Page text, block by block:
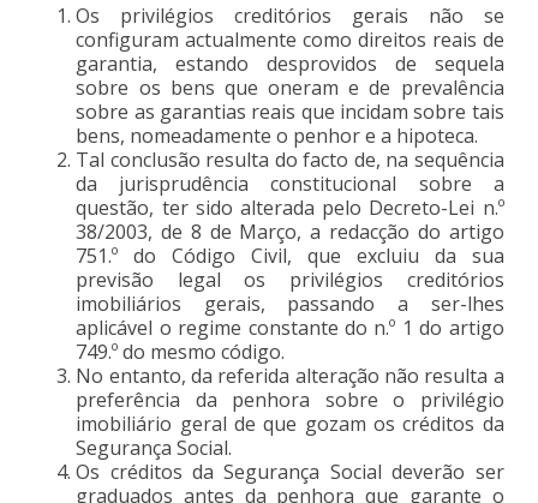
Os privilégios creditórios gerais não se
configuram actualmente como direitos reais de
garantia, estando desprovidos de sequela
sobre os bens que oneram e de prevalência
sobre as garantias reais que incidam sobre tais
bens, nomeadamente o penhor e a hipoteca.
Tal conclusão resulta do facto de, na sequência
da jurisprudência constitucional sobre a
questão, ter sido alterada pelo Decreto-Lei n.º
38/2003, de 8 de Março, a redacção do artigo
751.º do Código Civil, que excluiu da sua
previsão legal os privilégios creditórios
imobiliários gerais, passando a ser-lhes
aplicável o regime constante do n.º 1 do artigo
749.º do mesmo código.
No entanto, da referida alteração não resulta a
preferência da penhora sobre o privilégio
imobiliário geral de que gozam os créditos da
Segurança Social.
Os créditos da Segurança Social deverão ser
graduados antes da penhora que garante o